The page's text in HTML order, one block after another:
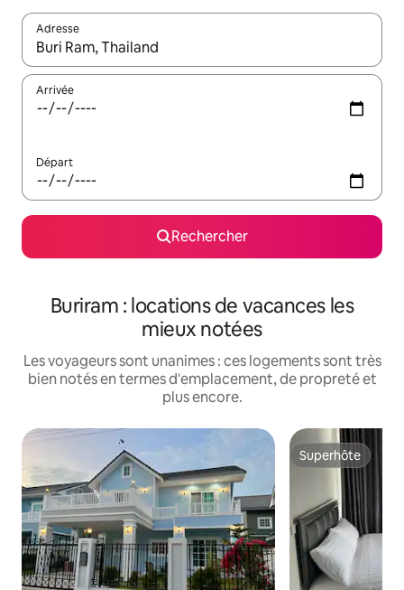
Adresse
Lorsque les résultats s'affichent, utilisez les flèches vers le
Arrivée
Départ
Rechercher
Buriram : locations de vacances les
mieux notées
Les voyageurs sont unanimes : ces logements sont très
bien notés en termes d'emplacement, de propreté et
plus encore.
Superhôte
Superhôte